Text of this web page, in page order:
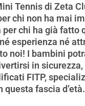
Tennis di Zeta
chi non ha mai
per chi ha già fatto
esperienza né
noi! I bambini
in
FITP,
questa fascia d’età.